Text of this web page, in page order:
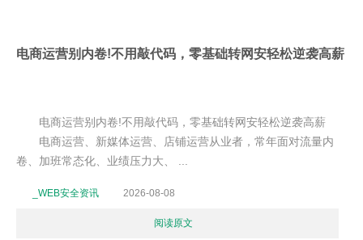
电商运营别内卷!不用敲代码，零基础转网安轻松逆袭高薪
电商运营别内卷!不用敲代码，零基础转网安轻松逆袭高薪
电商运营、新媒体运营、店铺运营从业者，常年面对流量内
卷、加班常态化、业绩压力大、 ...
_WEB安全资讯 2026-08-08
阅读原文